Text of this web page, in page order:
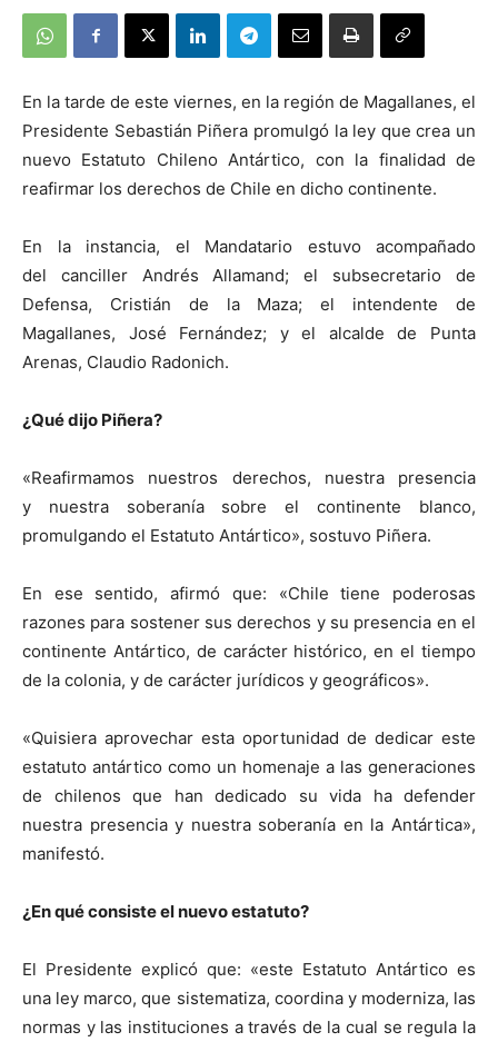
En la tarde de este viernes, en la región de Magallanes, el
Presidente Sebastián Piñera promulgó la ley que crea un
nuevo Estatuto Chileno Antártico, con la finalidad de
reafirmar los derechos de Chile en dicho continente.
En la instancia, el Mandatario estuvo acompañado
del canciller Andrés Allamand; el subsecretario de
Defensa, Cristián de la Maza; el intendente de
Magallanes, José Fernández; y el alcalde de Punta
Arenas, Claudio Radonich.
¿Qué dijo Piñera?
«Reafirmamos nuestros derechos, nuestra presencia
y nuestra soberanía sobre el continente blanco,
promulgando el Estatuto Antártico», sostuvo Piñera.
En ese sentido, afirmó que: «Chile tiene poderosas
razones para sostener sus derechos y su presencia en el
continente Antártico, de carácter histórico, en el tiempo
de la colonia, y de carácter jurídicos y geográficos».
«Quisiera aprovechar esta oportunidad de dedicar este
estatuto antártico como un homenaje a las generaciones
de chilenos que han dedicado su vida ha defender
nuestra presencia y nuestra soberanía en la Antártica»,
manifestó.
¿En qué consiste el nuevo estatuto?
El Presidente explicó que: «este Estatuto Antártico es
una ley marco, que sistematiza, coordina y moderniza, las
normas y las instituciones a través de la cual se regula la